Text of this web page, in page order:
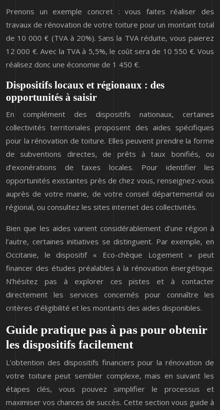
Prenons un exemple concret : vous faites réaliser des
travaux de rénovation de votre toiture pour un montant total
de 10 000 € (TVA à 20%). Sans la TVA réduite, vous paierez
12 000 €. Avec la TVA à 5,5%, le coût sera de 10 550 €. Vous
réalisez donc une économie de 1 450 €.
Dispositifs locaux et régionaux : des
opportunités à saisir
En complément des dispositifs nationaux, certaines
collectivités territoriales proposent des aides spécifiques
pour la rénovation de toiture. Elles peuvent prendre la forme
de subventions directes, de prêts à taux bonifiés, ou
d’exonérations de taxes locales. Pour identifier les
opportunités existantes près de chez vous, renseignez-vous
auprès de votre mairie, de votre conseil départemental ou
régional, ou consultez les sites internet des collectivités.
Bien que les aides varient considérablement d’une région à
l’autre, certaines initiatives se distinguent. Par exemple, en
Occitanie, le dispositif « Eco-chèque Logement » peut
financer des études préalables à la rénovation énergétique.
N’hésitez pas à explorer ces pistes et à contacter
directement les services concernés pour connaître les
critères d’éligibilité et les montants des aides disponibles.
Guide pratique pas à pas pour obtenir
les dispositifs facilement
L’obtention des dispositifs financiers pour la rénovation de
votre toiture peut sembler complexe, mais en suivant les
étapes clés, vous pouvez simplifier le processus et
maximiser vos chances de succès. Cette section vous guide à